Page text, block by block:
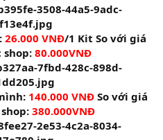
26.000 VNĐ/1 Kit So với giá
80.000VNĐ
140.000 VNĐ So với giá
380.000VNĐ